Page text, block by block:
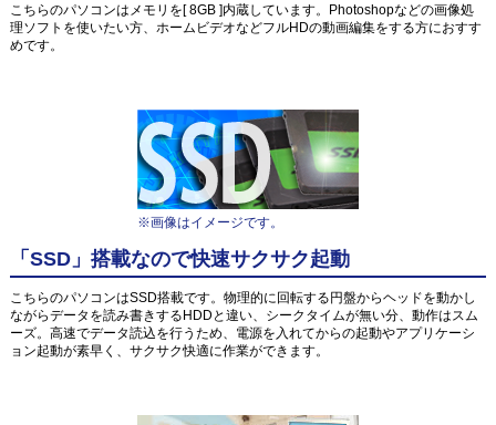
こちらのパソコンはメモリを[ 8GB ]内蔵しています。Photoshopなどの画像処
理ソフトを使いたい方、ホームビデオなどフルHDの動画編集をする方におすす
めです。
※画像はイメージです。
「SSD」搭載なので快速サクサク起動
こちらのパソコンはSSD搭載です。物理的に回転する円盤からヘッドを動かし
ながらデータを読み書きするHDDと違い、シークタイムが無い分、動作はスム
ーズ。高速でデータ読込を行うため、電源を入れてからの起動やアプリケーシ
ョン起動が素早く、サクサク快適に作業ができます。